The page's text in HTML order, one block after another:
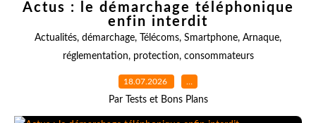
Actus : le démarchage téléphonique
enfin interdit
Actualités, démarchage, Télécoms, Smartphone, Arnaque,
réglementation, protection, consommateurs
18.07.2026 …
Par Tests et Bons Plans